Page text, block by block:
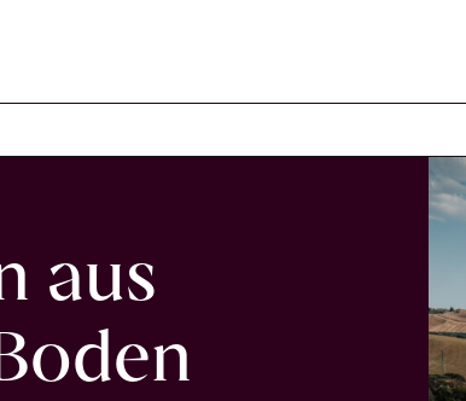
aus